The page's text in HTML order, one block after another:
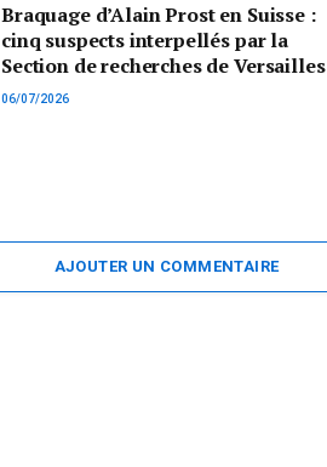
Braquage d’Alain Prost en Suisse :
cinq suspects interpellés par la
Section de recherches de Versailles
06/07/2026
AJOUTER UN COMMENTAIRE